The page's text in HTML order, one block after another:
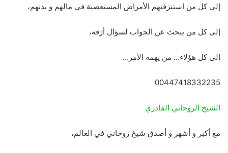
إلى كل من استنزفتهم الأمراض المستعصية في مالهم و بدنهم،
إلى كل من يبحث عن الجواب لسؤال أرَقه،
إلى كل هؤلاء… من يهمه الأمر…
00447418332235
الشيخ الروحاني القادري
مع أكبر و أشهر و أصدق شيخ روحاني في العالم،